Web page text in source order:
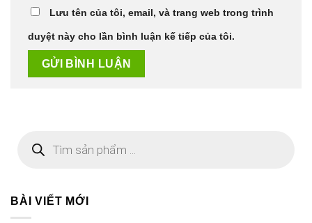
Lưu tên của tôi, email, và trang web trong trình
duyệt này cho lần bình luận kế tiếp của tôi.
kiếm
BÀI VIẾT MỚI